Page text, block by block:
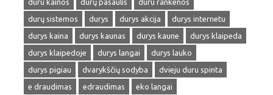
duru kainos
durų pasaulis
duru rankenos
durų sistemos
durys durys akcija
durys internetu
durys kaina
durys kaunas durys kaune
durys klaipeda
durys klaipedoje
durys langai
durys lauko
durys pigiau
dvarykščių sodyba
dvieju duru spinta
e draudimas
edraudimas
eko langai